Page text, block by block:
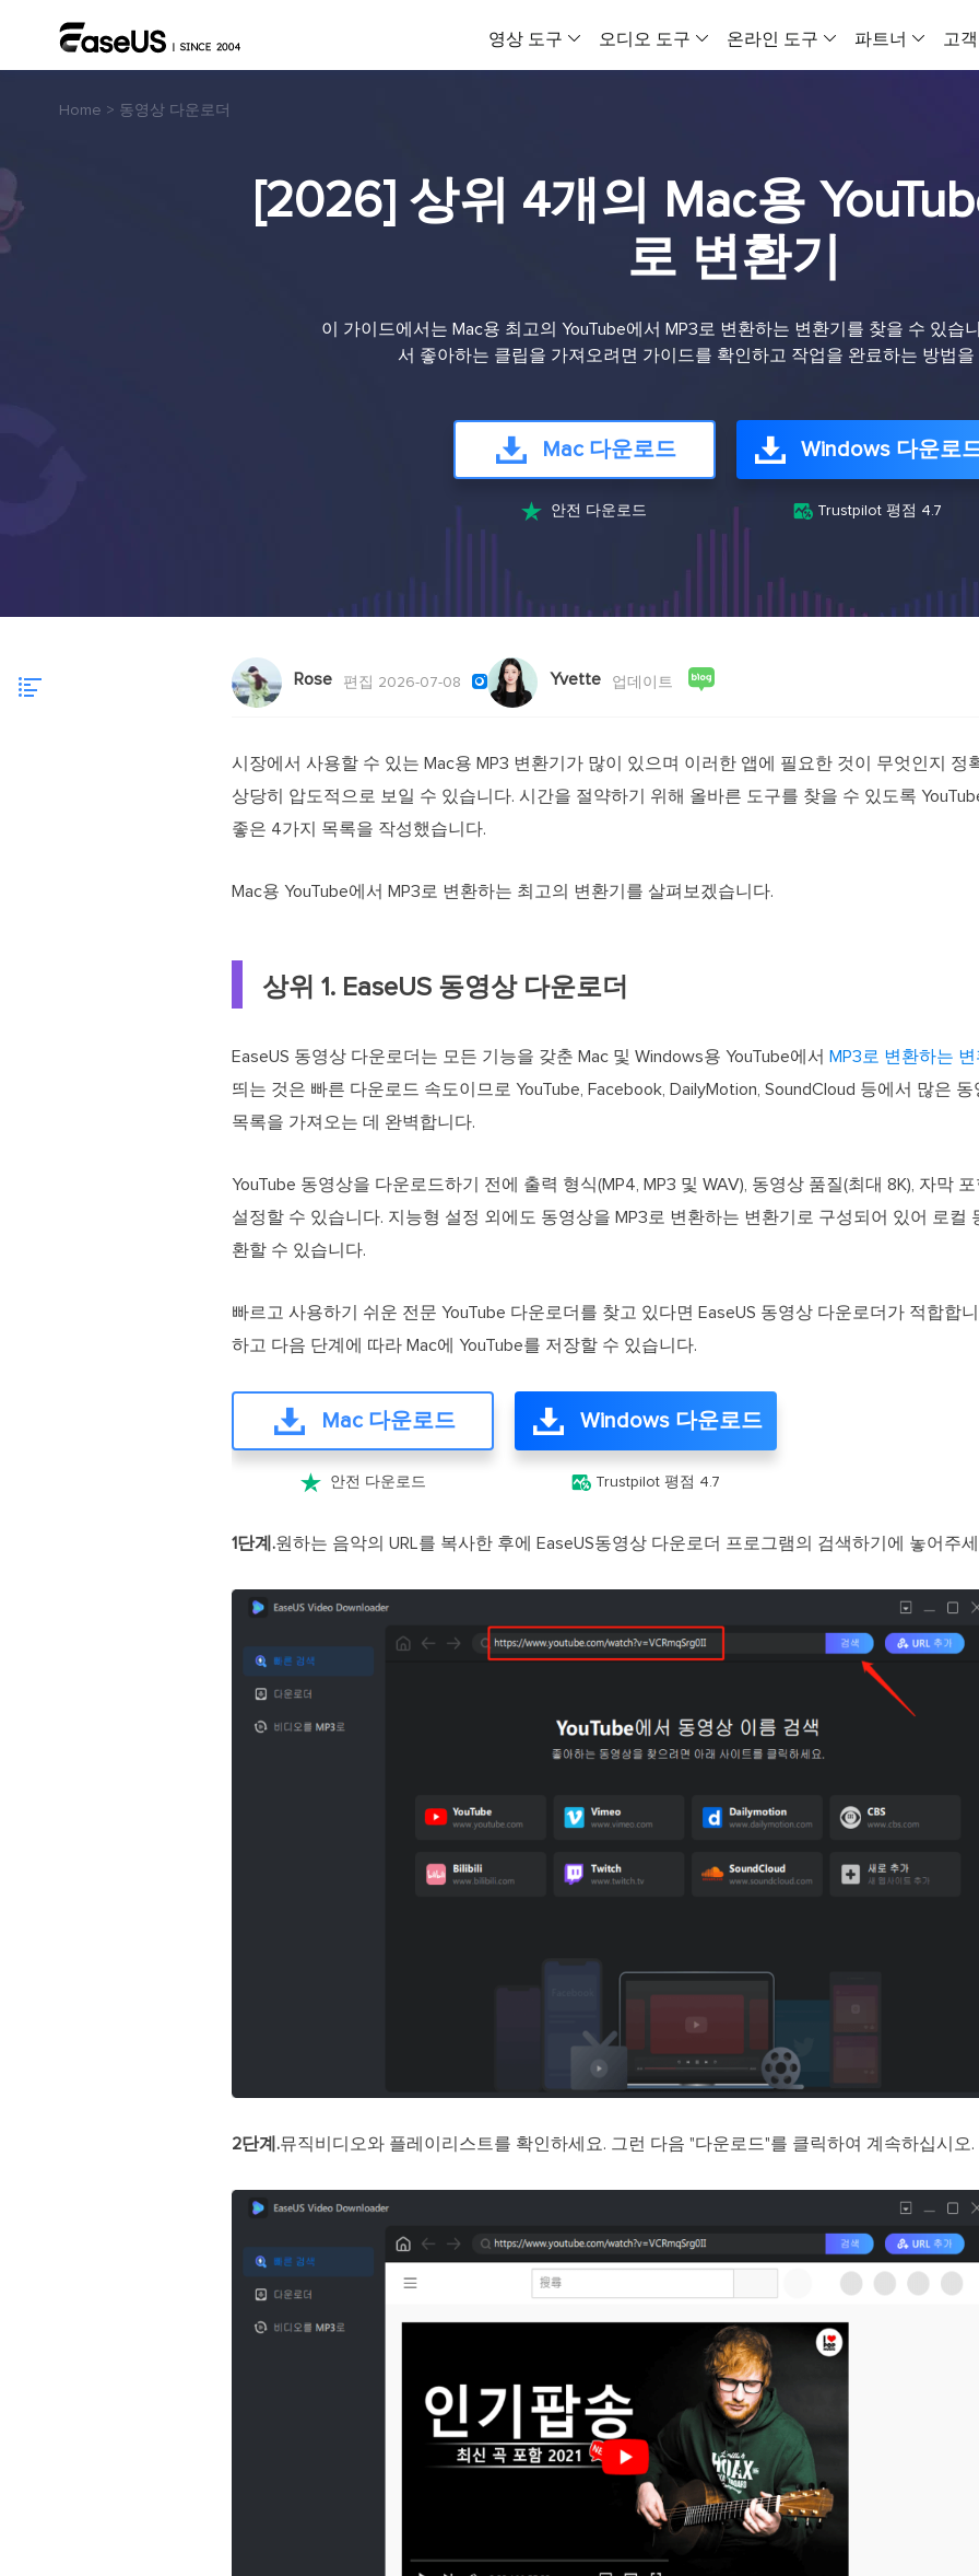
영상 도구
비디오 다운로더 Windows 버전
온라인 영상 음성 다운로드 도구
비디오 다운로더 Mac 버전
비디오 압축기
비디오 변환기
PC용 비디오 변환 프로그램
PC 및 Mac용 화면 녹화 프로그램
AI 미디어 플레이어
AI 자동 생성 자막으로 더욱 편리하게
무료 동영상 편집 소프트웨어
오디오 도구
보컬 리무버 (온라인)
온라인에서 무료로 보컬 제거
EaseUS VoiceOver
MakeMyAudio
온라인 도구
VideFlow 온라
이커머스 영상
소셜 미디어
AI 비디오
AI 비디오 생성
영상 제작을 위
AI로 말하는 아
파트너 고
Home > 동영상 다운로더
[2026] 상위 4개의 Mac용
로 변환기
이 가이드에서는 Mac용 최고의 YouTube에서 MP3로 변환하는 변환기를 찾을 수 있습
서 좋아하는 클립을 가져오려면 가이드를 확인하고 작업을 완료하는 방법을
Mac 다운로드
 안전 다운로드
Windows 다운로
 Trustpilot 평점 4.7
Rose 편집 2026-07-08  Yvette 업데이트
시장에서 사용할 수 있는 Mac용 MP3 변환기가 많이 있으며 이러한 앱에 필요한 것이 무엇인지 정
상당히 압도적으로 보일 수 있습니다. 시간을 절약하기 위해 올바른 도구를 찾을 수 있도록
좋은 4가지 목록을 작성했습니다.
Mac용 YouTube에서 MP3로 변환하는 최고의 변환기를 살펴보겠습니다.
상위 1. EaseUS 동영상 다운로더
EaseUS 동영상 다운로더는 모든 기능을 갖춘 Mac 및 Windows용 YouTube에서 MP3로 변환하는
띄는 것은 빠른 다운로드 속도이므로 YouTube, Facebook, DailyMotion, SoundCloud 등에서 많은
목록을 가져오는 데 완벽합니다.
YouTube 동영상을 다운로드하기 전에 출력 형식(MP4, MP3 및 WAV), 동영상 품질(최대 8K), 자막
설정할 수 있습니다. 지능형 설정 외에도 동영상을 MP3로 변환하는 변환기로 구성되어 있어 로컬
환할 수 있습니다.
빠르고 사용하기 쉬운 전문 YouTube 다운로더를 찾고 있다면 EaseUS 동영상 다운로더가 적합합
하고 다음 단계에 따라 Mac에 YouTube를 저장할 수 있습니다.
Mac 다운로드
 안전 다운로드
Windows 다운로드
 Trustpilot 평점 4.7
1단계.원하는 음악의 URL를 복사한 후에 EaseUS동영상 다운로더 프로그램의 검색하기에 놓어주
2단계.뮤직비디오와 플레이리스트를 확인하세요. 그런 다음 "다운로드"를 클릭하여 계속하십시오.